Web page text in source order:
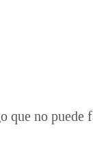
que no puede